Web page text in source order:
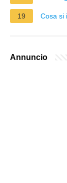
19 Cosa si
Annuncio